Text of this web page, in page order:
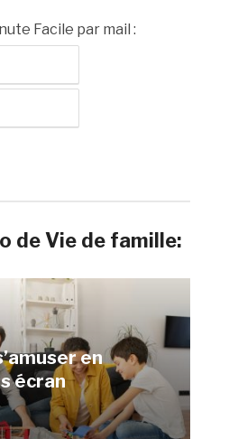
Facile par mail :
de Vie de famille:
en
écran